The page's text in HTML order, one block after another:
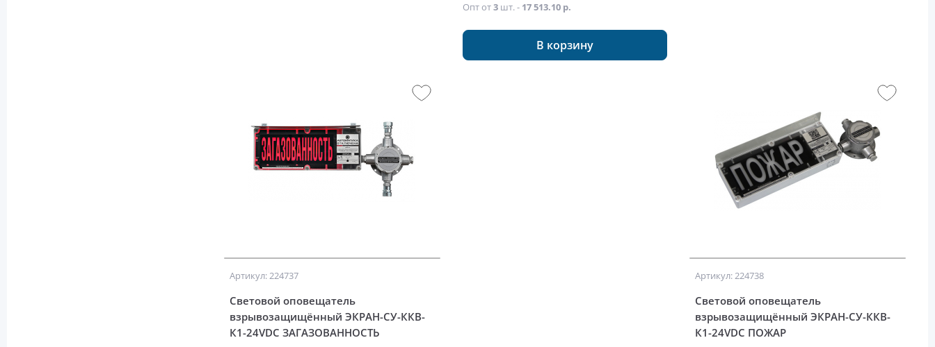
Опт от3шт. - 17 513.10 р.
В корзину
Артикул: 224737
Световой оповещатель
взрывозащищённый ЭКРАН-СУ-ККВ-
К1-24VDC ЗАГАЗОВАННОСТЬ
Артикул: 224738
Световой оповещатель
взрывозащищённый ЭКРАН-СУ-ККВ-
К1-24VDC ПОЖАР